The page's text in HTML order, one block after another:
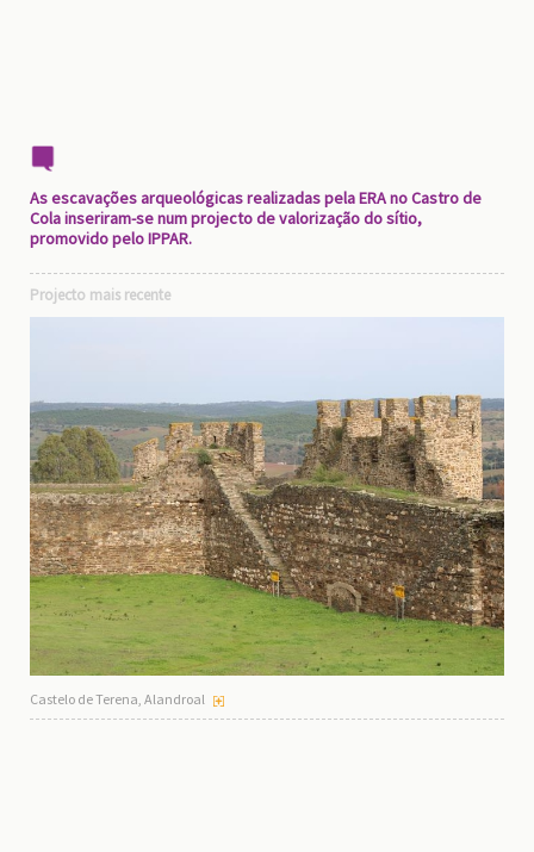
As escavações arqueológicas realizadas pela ERA no Castro de
Cola inseriram-se num projecto de valorização do sítio,
promovido pelo IPPAR.
Projecto mais recente
Castelo de Terena, Alandroal